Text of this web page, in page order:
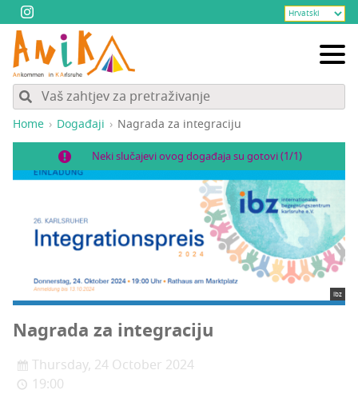
Home Događaji Nagra­da za integraciju
Neki slučajevi ovog događaja su gotovi (1/1)
ibz
Nagra­da za integraciju
Thursday, 24 October 2024
19:00